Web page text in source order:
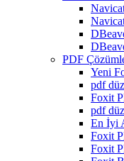
PDF
Yeni
pdf
Foxit
pdf
En İyi
Foxit
Foxit